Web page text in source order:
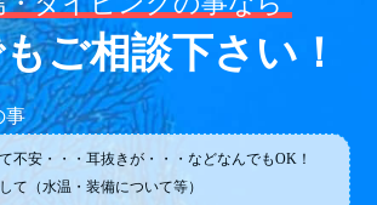
ご相談下さい！
事
不安・・・耳抜きが・・・などなんでもOK！
て（水温・装備について等）